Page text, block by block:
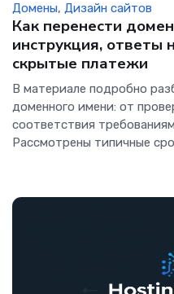
Домены, Дизайн сайтов
Как перенести
инструкция, ответы
скрытые платежи
В материале подробно
доменного имени: от
соответствия
Рассмотрены типичные